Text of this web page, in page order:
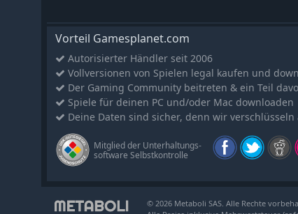
Vorteil Gamesplanet.com
Autorisierter Händler seit 2006
Vollversionen von Spielen legal kaufen und
Der Gaming Community beitreten & ein Teil
Spiele für deinen PC und/oder Mac downloaden
Deine Daten sind sicher, denn wir verschlüsseln
Mitglied der Unterhaltungs-
software Selbstkontrolle
© 2026 Metaboli SAS. Alle Rechte